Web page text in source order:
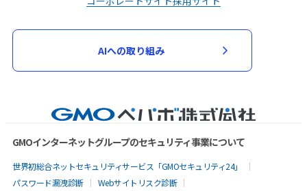
AIへの取り組み
GMOインターネットグループのセキュリティ事業について
世界初総合ネットセキュリティサービス「GMOセキュリティ24」
パスワード漏洩診断
Webサイトリスク診断